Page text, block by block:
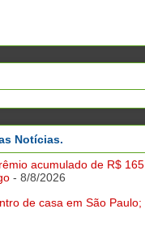
Notícias.
acumulado de R$ 165
- 8/8/2026
de casa em São Paulo;